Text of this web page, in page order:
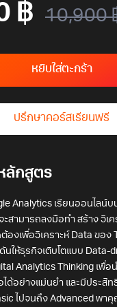
฿ 10,900
หยิบใส่ตะกร้า
ปรึกษาคอร์สเรียนฟรี
ลักสูตร
Analytics เรียนออนไลน์
ะสามารถลงมือทำ สร้าง วิเค
งเพื่อวิเคราะห์ Data ของ
นให้ธุรกิจเติบโตแบบ Data-
Analytics Thinking เพื่อ
ได้อย่างแม่นยำ และมีประสิ
ไปจนถึง Advanced พา